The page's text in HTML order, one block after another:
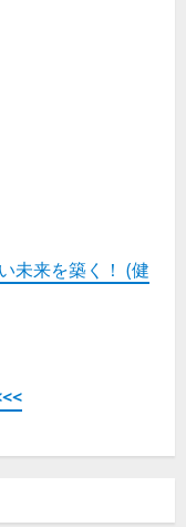
未来を築く！ (健